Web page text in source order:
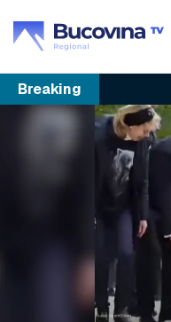
Breaking